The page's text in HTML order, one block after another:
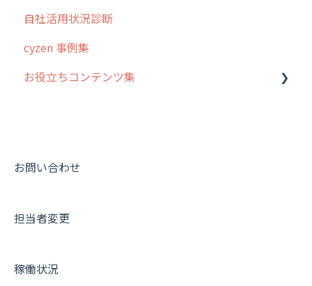
予定
日報
履歴
パフォーマンス
お知らせ
スポット
ステータス・主観
報告書・行動種別
活動通知
商品
交通費自動計算
安全走行支援
写真管理・高画質化
その他オプション
契約・その他
グループ・ユーザーについて
GPS・位置情報 について
ルート自動記録 について
報告書について
メンバー画面について
自社活用状況診断
cyzen 事例集
お役立ちコンテンツ集
動画集：共通
お問い合わせ
担当者変更
稼働状況